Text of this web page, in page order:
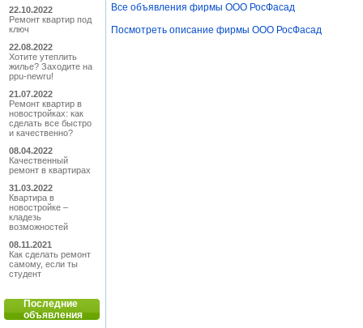
22.10.2022
Ремонт квартир под
ключ
22.08.2022
Хотите утеплить
жилье? Заходите на
ppu-newru!
21.07.2022
Ремонт квартир в
новостройках: как
сделать все быстро
и качественно?
08.04.2022
Качественный
ремонт в квартирах
31.03.2022
Квартира в
новостройке –
кладезь
возможностей
08.11.2021
Как сделать ремонт
самому, если ты
студент
Последние
объявления
Все объявления фирмы ООО РосФасад
Посмотреть описание фирмы ООО РосФасад